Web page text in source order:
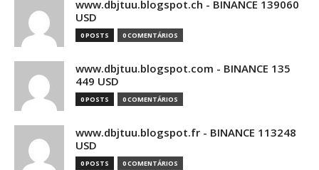
www.dbjtuu.blogspot.ch - BINANCE 139060
USD
0 POSTS 0 COMENTÁRIOS
www.dbjtuu.blogspot.com - BINANCE 135
449 USD
0 POSTS 0 COMENTÁRIOS
www.dbjtuu.blogspot.fr - BINANCE 113248
USD
0 POSTS 0 COMENTÁRIOS